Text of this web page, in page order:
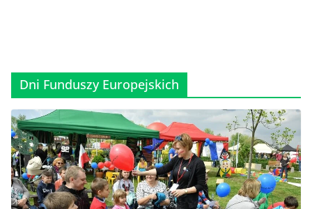
Dni Funduszy Europejskich